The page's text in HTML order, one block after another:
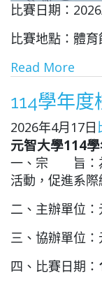
比賽日期：
比賽地點：體
Read More
114學年
2026年4月17日
元智大學114
一、宗 旨：為
活動，促進系際
二、主辦單位
三、協辦單位
四、比賽日期：